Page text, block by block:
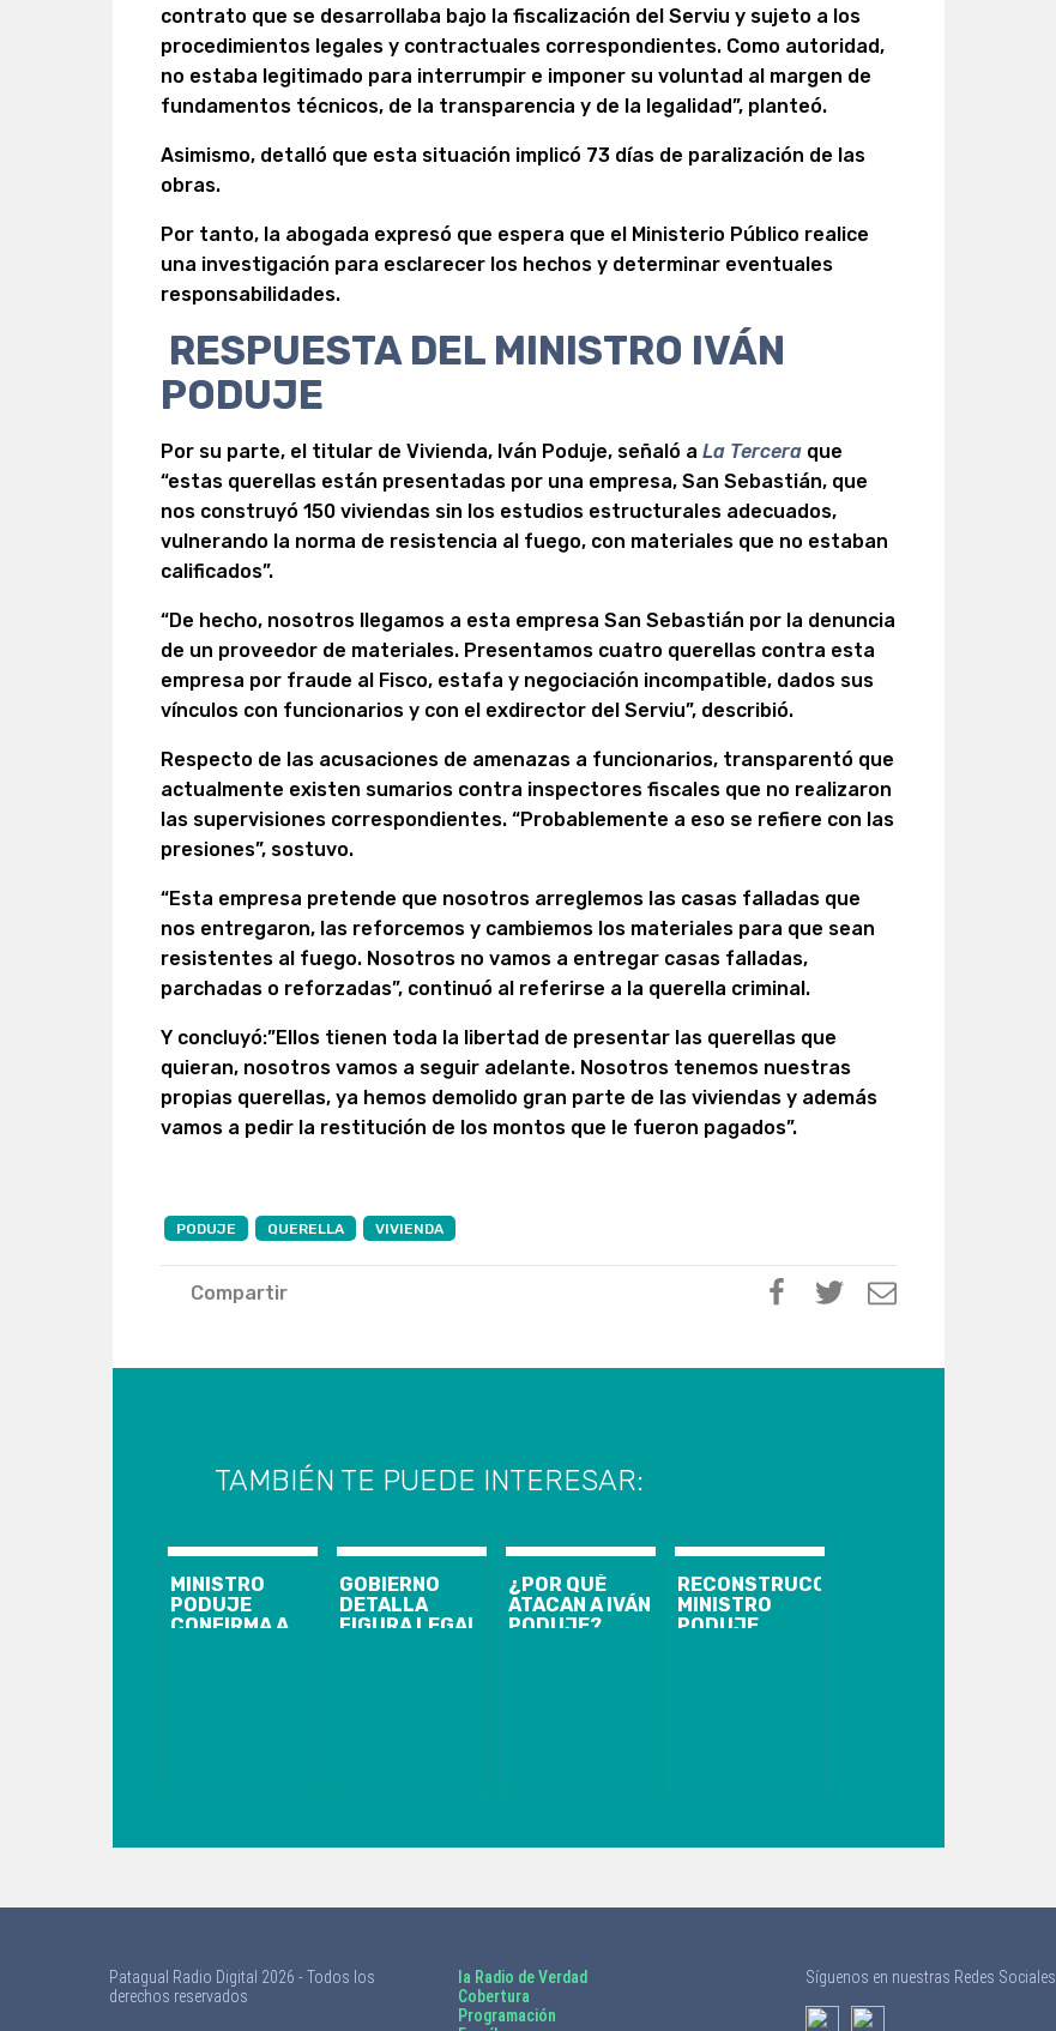
contrato que se desarrollaba bajo la fiscalización del Serviu y sujeto a los
procedimientos legales y contractuales correspondientes. Como autoridad,
no estaba legitimado para interrumpir e imponer su voluntad al margen de
fundamentos técnicos, de la transparencia y de la legalidad”, planteó.
Asimismo, detalló que esta situación implicó 73 días de paralización de las
obras.
Por tanto, la abogada expresó que espera que el Ministerio Público realice
una investigación para esclarecer los hechos y determinar eventuales
responsabilidades.
RESPUESTA DEL MINISTRO IVÁN
PODUJE
Por su parte, el titular de Vivienda, Iván Poduje, señaló aLa Tercera que
“estas querellas están presentadas por una empresa, San Sebastián, que
nos construyó 150 viviendas sin los estudios estructurales adecuados,
vulnerando la norma de resistencia al fuego, con materiales que no estaban
calificados”.
“De hecho, nosotros llegamos a esta empresa San Sebastián por la denuncia
de un proveedor de materiales. Presentamos cuatro querellas contra esta
empresa por fraude al Fisco, estafa y negociación incompatible, dados sus
vínculos con funcionarios y con el exdirector del Serviu”, describió.
Respecto de las acusaciones de amenazas a funcionarios, transparentó que
actualmente existen sumarios contra inspectores fiscales que no realizaron
las supervisiones correspondientes. “Probablemente a eso se refiere con las
presiones”, sostuvo.
“Esta empresa pretende que nosotros arreglemos las casas falladas que
nos entregaron, las reforcemos y cambiemos los materiales para que sean
resistentes al fuego. Nosotros no vamos a entregar casas falladas,
parchadas o reforzadas”, continuó al referirse a la querella criminal.
Y concluyó:”Ellos tienen toda la libertad de presentar las querellas que
quieran, nosotros vamos a seguir adelante. Nosotros tenemos nuestras
propias querellas, ya hemos demolido gran parte de las viviendas y además
vamos a pedir la restitución de los montos que le fueron pagados”.
PODUJE QUERELLA VIVIENDA
Compartir
TAMBIÉN TE PUEDE INTERESAR:
MINISTRO
PODUJE
CONFIRMA A
RECONSTRUCCIÓN
GOBIERNO
DETALLA
FIGURA LEGAL
¿POR QUÉ
ATACAN A IVÁN
PODUJE?
RECONSTRUCCIÓN:
MINISTRO
PODUJE
Patagual Radio Digital 2026 - Todos los
derechos reservados
la Radio de Verdad
Cobertura
Programación
Síguenos en nuestras Redes Sociales